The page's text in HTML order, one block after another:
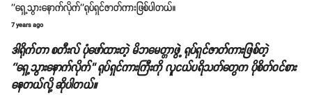
''ရှေ့သွားနောက်လိုက်''ရုပ်ရှင်ဇာတ်ကားဖြစ်ပါတယ်။
7 years ago
ဒါရိုက်တာ စတီးလ် ပုံဖော်ထားတဲ့ မိဘမေတ္တာဖွဲ့ ရုပ်ရှင်ဇာတ်ကားဖြစ်တဲ့
‘’ရှေ့သွားနောက်လိုက်’’ ရုပ်ရှင်ကားကြီးကို လူငယ်ပရိသတ်တွေက ပိုစိတ်ဝင်စား
နေတယ်လို့ ဆိုပါတယ်။